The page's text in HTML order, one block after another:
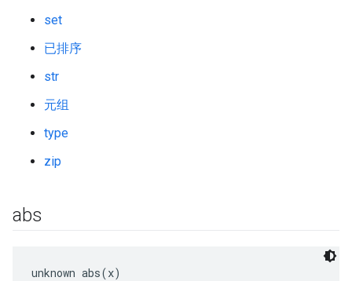
set
已排序
str
元组
type
zip
abs
unknown abs(x)